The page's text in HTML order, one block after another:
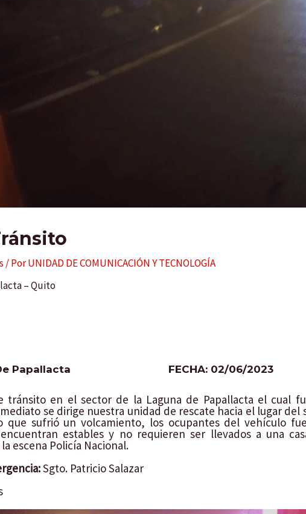
/ PorUNIDAD DE COMUNICACIÓN Y TECNOLOGÍA
– Quito
Papallacta FECHA: 02/06/2023
tránsito en el sector de la Laguna de Papallacta el cual
se dirige nuestra unidad de rescate hacia el lugar
que sufrió un volcamiento, los ocupantes del vehículo
estables y no requieren ser llevados a una
escena Policía Nacional.
Sgto. Patricio Salazar